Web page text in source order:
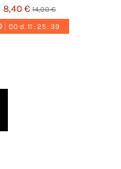
8,40 € 14,00 €
00d. 11:25:38